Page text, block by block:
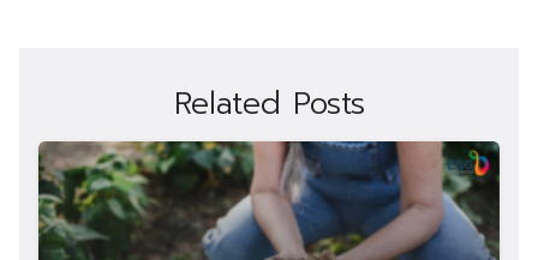
Related Posts